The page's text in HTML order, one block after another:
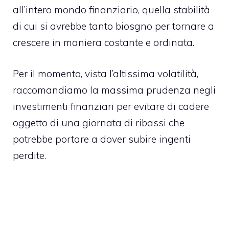
all’intero mondo finanziario, quella stabilità
di cui si avrebbe tanto biosgno per tornare a
crescere in maniera costante e ordinata.
Per il momento, vista l’altissima volatilità,
raccomandiamo la massima prudenza negli
investimenti finanziari per evitare di cadere
oggetto di una giornata di ribassi che
potrebbe portare a dover subire ingenti
perdite.